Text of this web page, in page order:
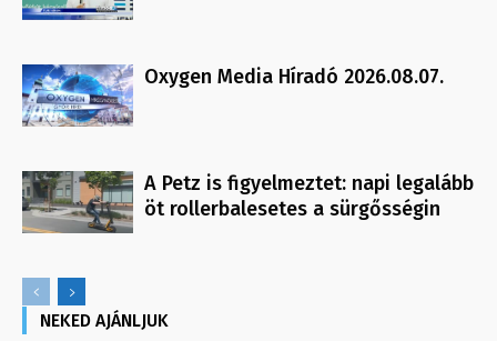
Oxygen Media Híradó 2026.08.07.
A Petz is figyelmeztet: napi legalább
öt rollerbalesetes a sürgősségin
NEKED AJÁNLJUK